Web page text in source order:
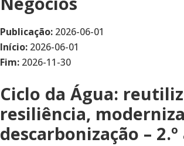
Publicação: 2026-06-01
Início: 2026-06-01
Fim: 2026-11-30
Ciclo da Água:
resiliência,
descarbonização –